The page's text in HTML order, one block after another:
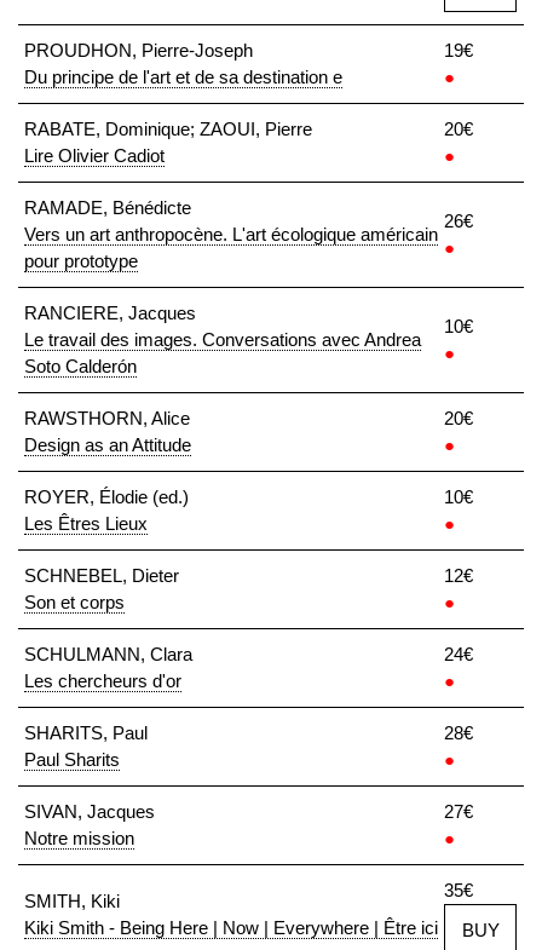
PROUDHON, Pierre-Joseph
Du principe de l'art et de sa destination e
19€
●
RABATE, Dominique; ZAOUI, Pierre
Lire Olivier Cadiot
20€
●
RAMADE, Bénédicte
Vers un art anthropocène. L'art écologique américain
pour prototype
26€
●
RANCIERE, Jacques
Le travail des images. Conversations avec Andrea
Soto Calderón
10€
●
RAWSTHORN, Alice
Design as an Attitude
20€
●
ROYER, Élodie (ed.)
Les Êtres Lieux
10€
●
SCHNEBEL, Dieter
Son et corps
12€
●
SCHULMANN, Clara
Les chercheurs d'or
24€
●
SHARITS, Paul
Paul Sharits
28€
●
SIVAN, Jacques
Notre mission
27€
●
SMITH, Kiki
Kiki Smith - Being Here | Now | Everywhere | Être ici
35€
BUY